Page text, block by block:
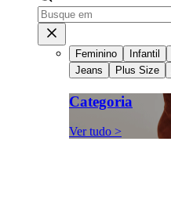
Feminino Infantil
Jeans
Plus Size
Categoria
Ver tudo >